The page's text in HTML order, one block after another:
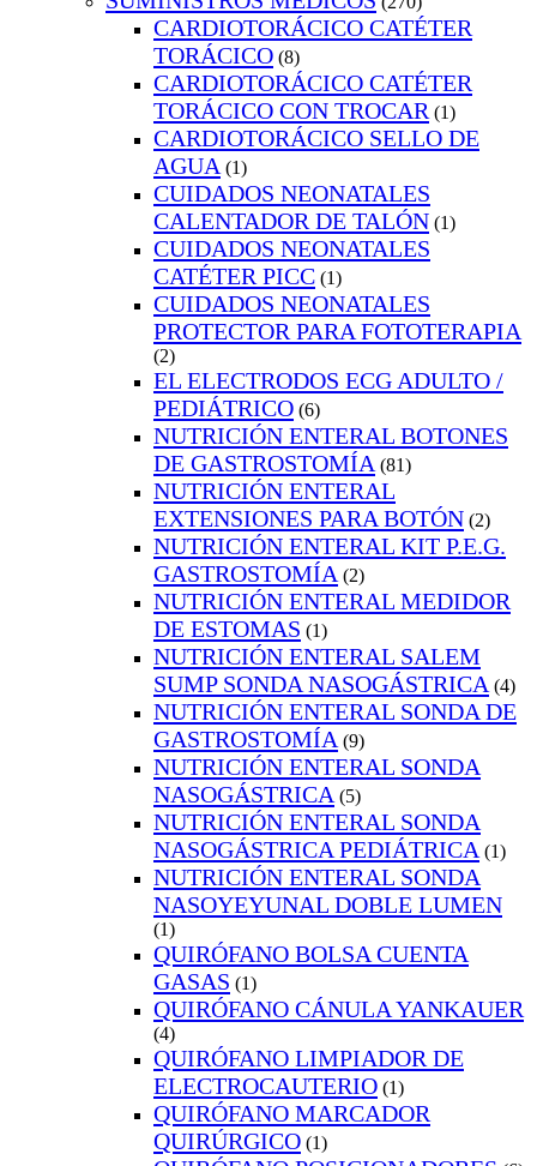
CARDIOTORÁCICO CATÉTER
TORÁCICO (8)
CARDIOTORÁCICO CATÉTER
TORÁCICO CON TROCAR (1)
CARDIOTORÁCICO SELLO DE
AGUA (1)
CUIDADOS NEONATALES
CALENTADOR DE TALÓN (1)
CUIDADOS NEONATALES
CATÉTER PICC (1)
CUIDADOS NEONATALES
PROTECTOR PARA FOTOTERAPIA
(2)
EL ELECTRODOS ECG ADULTO /
PEDIÁTRICO (6)
NUTRICIÓN ENTERAL BOTONES
DE GASTROSTOMÍA (81)
NUTRICIÓN ENTERAL
EXTENSIONES PARA BOTÓN (2)
NUTRICIÓN ENTERAL KIT P.E.G.
GASTROSTOMÍA (2)
NUTRICIÓN ENTERAL MEDIDOR
DE ESTOMAS (1)
NUTRICIÓN ENTERAL SALEM
SUMP SONDA NASOGÁSTRICA (4)
NUTRICIÓN ENTERAL SONDA DE
GASTROSTOMÍA (9)
NUTRICIÓN ENTERAL SONDA
NASOGÁSTRICA (5)
NUTRICIÓN ENTERAL SONDA
NASOGÁSTRICA PEDIÁTRICA (1)
NUTRICIÓN ENTERAL SONDA
NASOYEYUNAL DOBLE LUMEN
(1)
QUIRÓFANO BOLSA CUENTA
GASAS (1)
QUIRÓFANO CÁNULA YANKAUER
(4)
QUIRÓFANO LIMPIADOR DE
ELECTROCAUTERIO (1)
QUIRÓFANO MARCADOR
QUIRÚRGICO (1)